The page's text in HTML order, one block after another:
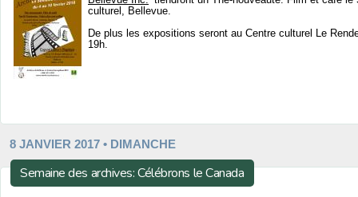
culturel, Bellevue.
De plus les expositions seront au Centre culturel Le
19h.
8 JANVIER 2017 • DIMANCHE
Semaine des archives: Célébrons le Canada